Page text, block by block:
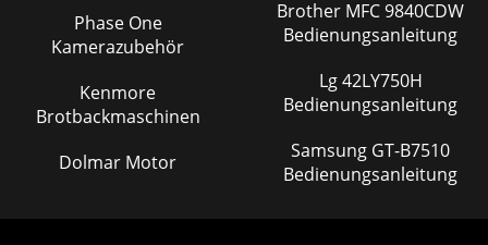
Phase One
Kamerazubehör
Kenmore
Brotbackmaschinen
Dolmar Motor
Brother MFC 9840CDW
Bedienungsanleitung
Lg 42LY750H
Bedienungsanleitung
Samsung GT-B7510
Bedienungsanleitung